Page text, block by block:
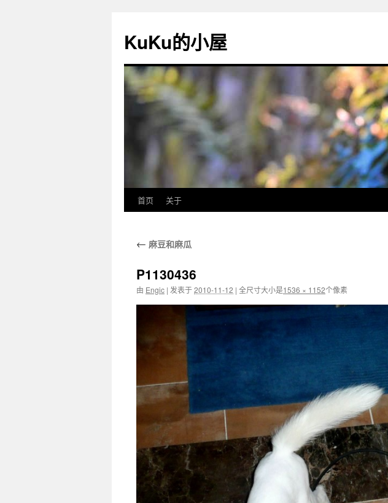
KuKu的小屋
首页 关于
← 麻豆和麻瓜
P1130436
由 Engic | 发表于2010-11-12 | 全尺寸大小是1536 × 1152个像素